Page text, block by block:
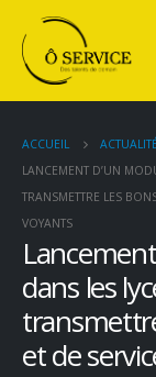
ACCUEIL
LANCEMENT D’UN
TRANSMETTRE LES
VOYANTS
dans les
et de